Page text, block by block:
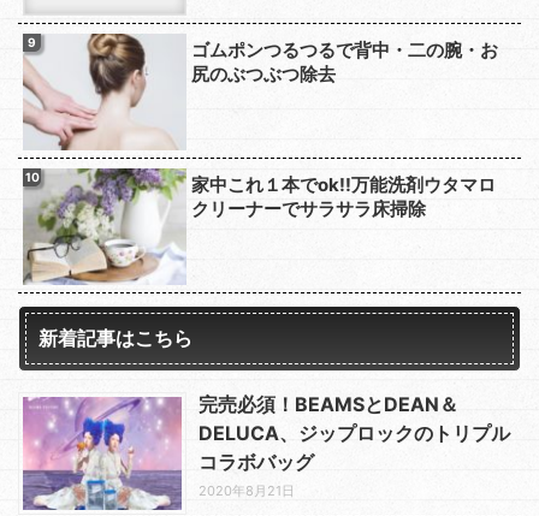
ゴムポンつるつるで背中・二の腕・お
尻のぶつぶつ除去
家中これ１本でok!!万能洗剤ウタマロ
クリーナーでサラサラ床掃除
新着記事はこちら
完売必須！BEAMSとDEAN＆
DELUCA、ジップロックのトリプル
コラボバッグ
2020年8月21日